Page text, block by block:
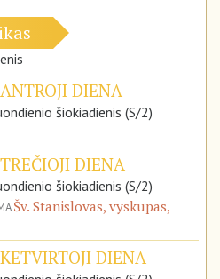
DIENA
šiokiadienis (S/2)
DIENA
šiokiadienis (S/2)
Šv. Stanislovas, vyskupas,
DIENA